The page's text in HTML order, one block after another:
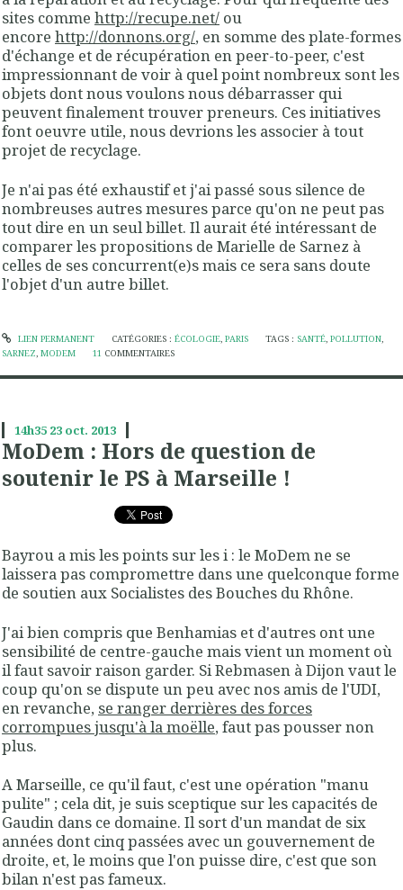
sites comme http://recupe.net/ ou
encore http://donnons.org/, en somme des plate-formes
d'échange et de récupération en peer-to-peer, c'est
impressionnant de voir à quel point nombreux sont les
objets dont nous voulons nous débarrasser qui
peuvent finalement trouver preneurs. Ces initiatives
font oeuvre utile, nous devrions les associer à tout
projet de recyclage.
Je n'ai pas été exhaustif et j'ai passé sous silence de
nombreuses autres mesures parce qu'on ne peut pas
tout dire en un seul billet. Il aurait été intéressant de
comparer les propositions de Marielle de Sarnez à
celles de ses concurrent(e)s mais ce sera sans doute
l'objet d'un autre billet.
LIEN PERMANENT CATÉGORIES : ÉCOLOGIE, PARIS TAGS : SANTÉ,POLLUTION,
SARNEZ, MODEM 11 COMMENTAIRES
14h35 23 oct. 2013
MoDem : Hors de question de
soutenir le PS à Marseille !
Bayrou a mis les points sur les i : le MoDem ne se
laissera pas compromettre dans une quelconque forme
de soutien aux Socialistes des Bouches du Rhône.
J'ai bien compris que Benhamias et d'autres ont une
sensibilité de centre-gauche mais vient un moment où
il faut savoir raison garder. Si Rebmasen à Dijon vaut le
coup qu'on se dispute un peu avec nos amis de l'UDI,
en revanche, se ranger derrières des forces
corrompues jusqu'à la moëlle, faut pas pousser non
plus.
A Marseille, ce qu'il faut, c'est une opération "manu
pulite" ; cela dit, je suis sceptique sur les capacités de
Gaudin dans ce domaine. Il sort d'un mandat de six
années dont cinq passées avec un gouvernement de
droite, et, le moins que l'on puisse dire, c'est que son
bilan n'est pas fameux.